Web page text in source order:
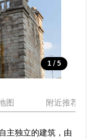
1 / 5
图 附近推荐景点
独立的建筑，由